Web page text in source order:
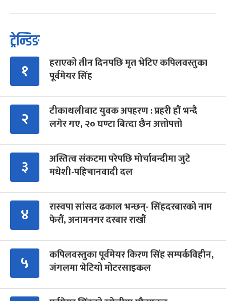
ट्रेन्डिङ
१
हराएको तीन दिनपछि मृत भेटिए कपिलवस्तुका
पूर्वमेयर सिंह
२
टीकाथलीबाट युवक अपहरण : प्रहरी हौं भन्दै
लगेर गए, २० घण्टा बित्दा छैन अत्तोपत्तो
३
अस्तित्व संकटमा परेपछि मोर्चाबन्दीमा जुटे
मधेशी-पहिचानवादी दल
४
रास्वपा सांसद ढकाल भन्छन्- सिंहदरबारको नाम
फेरौं, अनामनगर दरबार राखौं
५
कपिलवस्तुका पूर्वमेयर किरण सिंह सम्पर्कविहीन,
जंगलमा भेटियो मोटरसाइकल